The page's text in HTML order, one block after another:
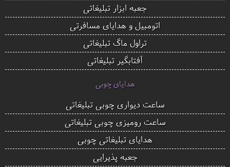
جعبه ابزار تبلیغاتی
اتومبیل و هدایای مسافرتی
تراول ماگ تبلیغاتی
آفتابگیر تبلیغاتی
هدایای چوبی
ساعت دیواری چوبی تبلیغاتی
ساعت رومیزی چوبی تبلیغاتی
هدایای تبلیغاتی چوبی
جعبه پذیرایی